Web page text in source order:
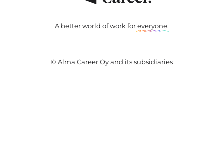
A better world of work foreveryone.
© Alma Career Oy and its subsidiaries